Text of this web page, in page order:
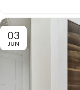
03
JUN